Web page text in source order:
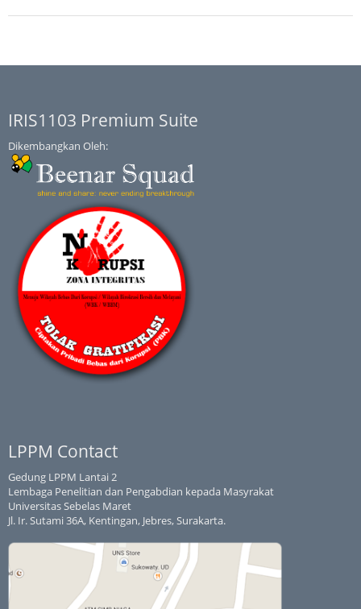
IRIS1103 Premium Suite
Dikembangkan Oleh:
LPPM Contact
Gedung LPPM Lantai 2
Lembaga Penelitian dan Pengabdian kepada Masyrakat
Universitas Sebelas Maret
Jl. Ir. Sutami 36A, Kentingan, Jebres, Surakarta.